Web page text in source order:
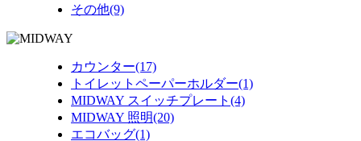
その他(9)
カウンター(17)
トイレットペーパーホルダー(1)
MIDWAY スイッチプレート(4)
MIDWAY 照明(20)
エコバッグ(1)